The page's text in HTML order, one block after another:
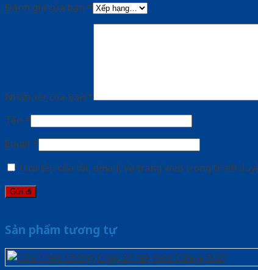
Đánh giá của bạn *
Nhận xét của bạn *
Tên *
Email *
Lưu tên của tôi, email, và trang web trong trình
Sản phẩm tương tự